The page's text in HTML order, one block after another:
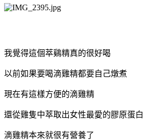
我覺得這個萃鷄精真的很好喝
以前如果要喝滴雞精都要自己燉煮
現在有這樣方便的滴雞精
還從雞隻中萃取出女性最愛的膠原蛋白
滴雞精本來就很有營養了